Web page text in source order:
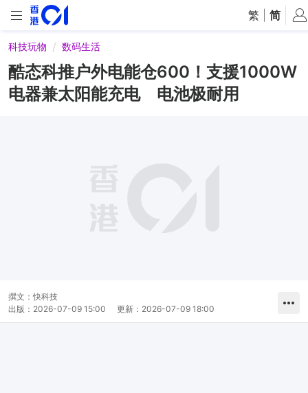
繁 简
科技玩物 数码生活
酷态科推户外电能仓600！支援1000W
电器兼太阳能充电 电池极耐用
撰文：快科技
出版： 2026-07-09 15:00 更新： 2026-07-09 18:00